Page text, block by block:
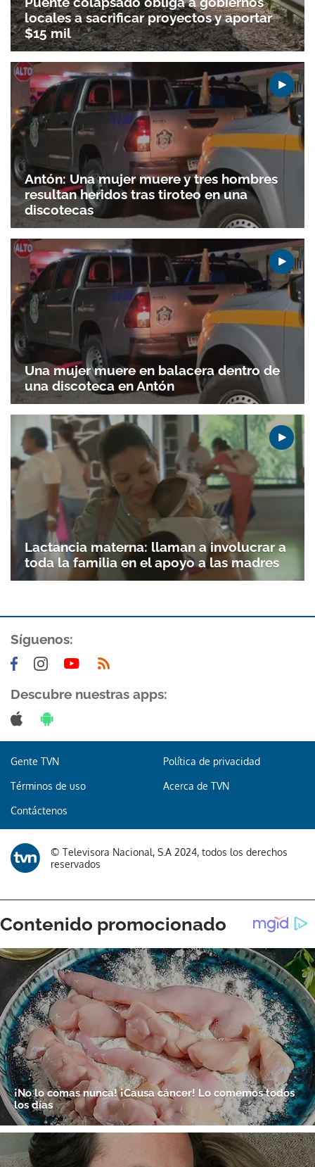
Gracias por suscribirte a nuestro boletín.
ACEPTAR
locales a sacrificar proyectos y aportar
$15 mil
Antón: Una mujer muere y tres hombres
resultan heridos tras tiroteo en una
discotecas
Una mujer muere en balacera dentro de
una discoteca en Antón
Lactancia materna: llaman a involucrar a
toda la familia en el apoyo a las madres
Síguenos:
Descubre nuestras apps:
Gente TVN Política de privacidad
Términos de uso Acerca de TVN
Contáctenos
© Televisora Nacional, S.A 2024, todos los derechos
reservados